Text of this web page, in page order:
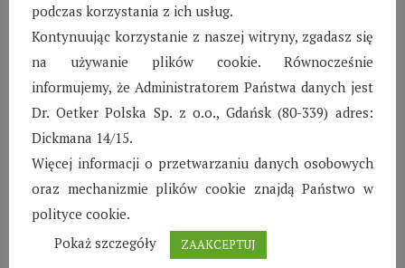
fundowanie nagród dla uczestników wydarzeń
sportowych czy artystycznych. Dr. Oetker był
również inicjatorem i organizatorem licznych
konkursów.
Po ogromnym zainteresowaniu dzieci i młodzieży
z Wiosek SOS możliwością własnoręcznego
zaprojektowania wyglądu nowych opakowań dla
produktów marki Dr. Oetker, w 2012 roku
podopieczni Stowarzyszenia zaproszeni zostali
do narysowania stron kalendarza firmowego.
podczas korzystania z ich usług.
Kontynuując korzystanie z naszej witryny, zgadasz się
na używanie plików cookie. Równocześnie
informujemy, że Administratorem Państwa danych jest
Dr. Oetker Polska Sp. z o.o., Gdańsk (80-339) adres:
Dickmana 14/15.
Więcej informacji o przetwarzaniu danych osobowych
oraz mechanizmie plików cookie znajdą Państwo w
polityce cookie.
Pokaż szczegóły
ZAAKCEPTUJ